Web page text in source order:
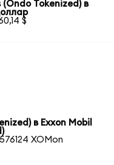
Tokenized) в
$
в Exxon Mobil
XOMon